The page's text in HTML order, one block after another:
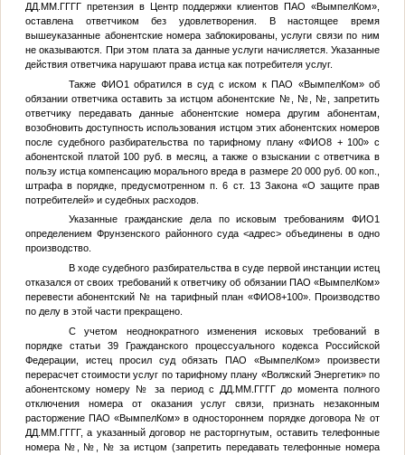
ДД.ММ.ГГГГпретензия в Центр поддержки клиентов ПАО «ВымпелКом»,
оставлена ответчиком без удовлетворения. В настоящее время
вышеуказанные абонентские номера заблокированы, услуги связи по ним
не оказываются. При этом плата за данные услуги начисляется. Указанные
действия ответчика нарушают права истца как потребителя услуг.
Также ФИО1 обратился в суд с иском к ПАО «ВымпелКом» об
обязании ответчика оставить за истцом абонентские № № № , запретить
ответчику передавать данные абонентские номера другим абонентам,
возобновить доступность использования истцом этих абонентских номеров
после судебного разбирательства по тарифному плану «ФИО8 + 100» с
абонентской платой 100 руб. в месяц, а также о взыскании с ответчика в
пользу истца компенсацию морального вреда в размере 20 000 руб. 00 коп.,
штрафа в порядке, предусмотренном п. 6 ст. 13 Закона «О защите прав
потребителей» и судебных расходов.
Указанные гражданские дела по исковым требованиямФИО1
определением Фрунзенского районного суда<адрес> объединены в одно
производство.
В ходе судебного разбирательства в суде первой инстанции истец
отказался от своих требований к ответчику об обязании ПАО «ВымпелКом»
перевести абонентский № на тарифный план «ФИО8+100». Производство
по делу в этой части прекращено.
С учетом неоднократного изменения исковых требований в
порядке статьи 39 Гражданского процессуального кодекса Российской
Федерации, истец просил суд обязать ПАО «ВымпелКом» произвести
перерасчет стоимости услуг по тарифному плану «Волжский Энергетик» по
абонентскому номеру № за период с ДД.ММ.ГГГГдо момента полного
отключения номера от оказания услуг связи, признать незаконным
расторжение ПАО «ВымпелКом» в одностороннем порядке договора № от
ДД.ММ.ГГГГ, а указанный договор не расторгнутым, оставить телефонные
номера № № № за истцом (запретить передавать телефонные номера